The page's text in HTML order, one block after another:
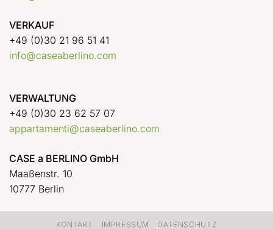
VERKAUF
+49 (0)30 21 96 51 41
info@caseaberlino.com
VERWALTUNG
+49 (0)30 23 62 57 07
appartamenti@caseaberlino.com
CASE a BERLINO GmbH
Maaßenstr. 10
10777 Berlin
KONTAKT IMPRESSUM DATENSCHUTZ